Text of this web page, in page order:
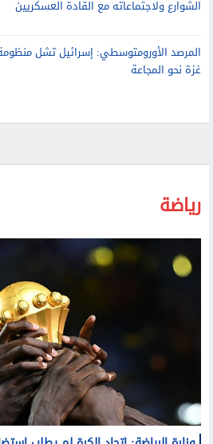
المرصد الأورومتوسطي: إسرائيل تشل
غزة نحو المجاعة
رياضة